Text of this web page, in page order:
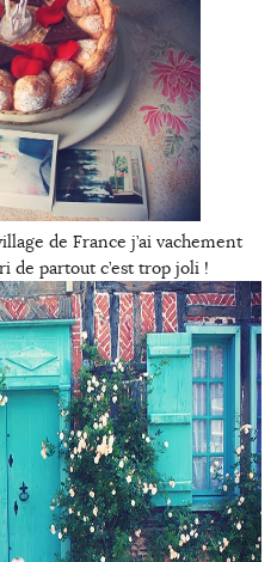
de France j’ai vachement
de partout c’est trop joli !